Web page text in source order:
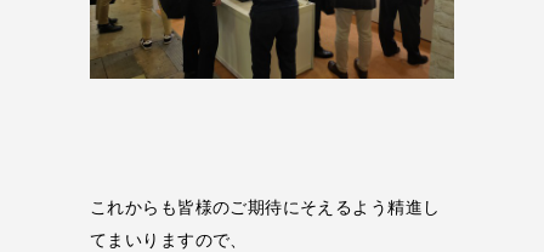
これからも皆様のご期待にそえるよう精進し
てまいりますので、